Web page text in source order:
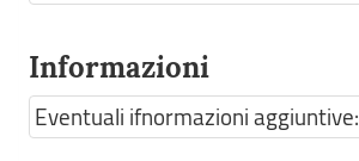
Informazioni
Eventuali ifnormazioni aggiuntive: